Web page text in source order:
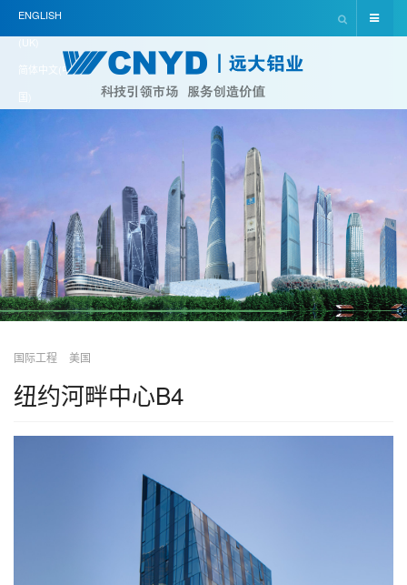
ENGLISH
(UK)
简体中文(中
国)
国际工程 美国
纽约河畔中心B4